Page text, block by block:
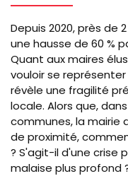
Depuis 2020, près de
une hausse de 60 %
Quant aux maires
vouloir se
révèle une fragilité
locale. Alors que,
communes, la mairie
de proximité,
? S'agit-il d'une crise
malaise plus profond